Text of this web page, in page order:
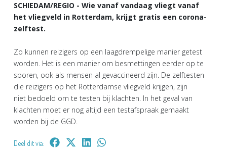
SCHIEDAM/REGIO - Wie vanaf vandaag vliegt vanaf
het vliegveld in Rotterdam, krijgt gratis een corona-
zelftest.
Zo kunnen reizigers op een laagdrempelige manier getest
worden. Het is een manier om besmettingen eerder op te
sporen, ook als mensen al gevaccineerd zijn. De zelftesten
die reizigers op het Rotterdamse vliegveld krijgen, zijn
niet bedoeld om te testen bij klachten. In het geval van
klachten moet er nog altijd een testafspraak gemaakt
worden bij de GGD.
Deel dit via: